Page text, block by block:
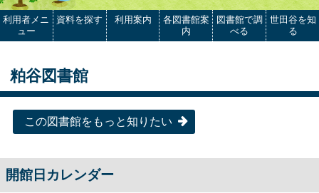
利用者メニ
ュー
資料を探す 利用案内
各図書館案
内
図書館で調
べる
世田谷を知
る
粕谷図書館
この図書館をもっと知りたい
開館日カレンダー